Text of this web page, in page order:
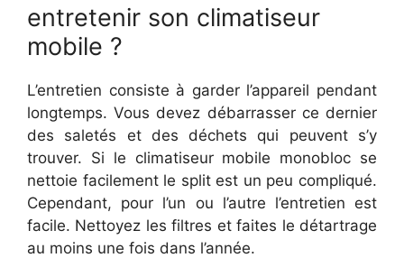
entretenir son climatiseur
mobile ?
L’entretien consiste à garder l’appareil pendant
longtemps. Vous devez débarrasser ce dernier
des saletés et des déchets qui peuvent s’y
trouver. Si le climatiseur mobile monobloc se
nettoie facilement le split est un peu compliqué.
Cependant, pour l’un ou l’autre l’entretien est
facile. Nettoyez les filtres et faites le détartrage
au moins une fois dans l’année.